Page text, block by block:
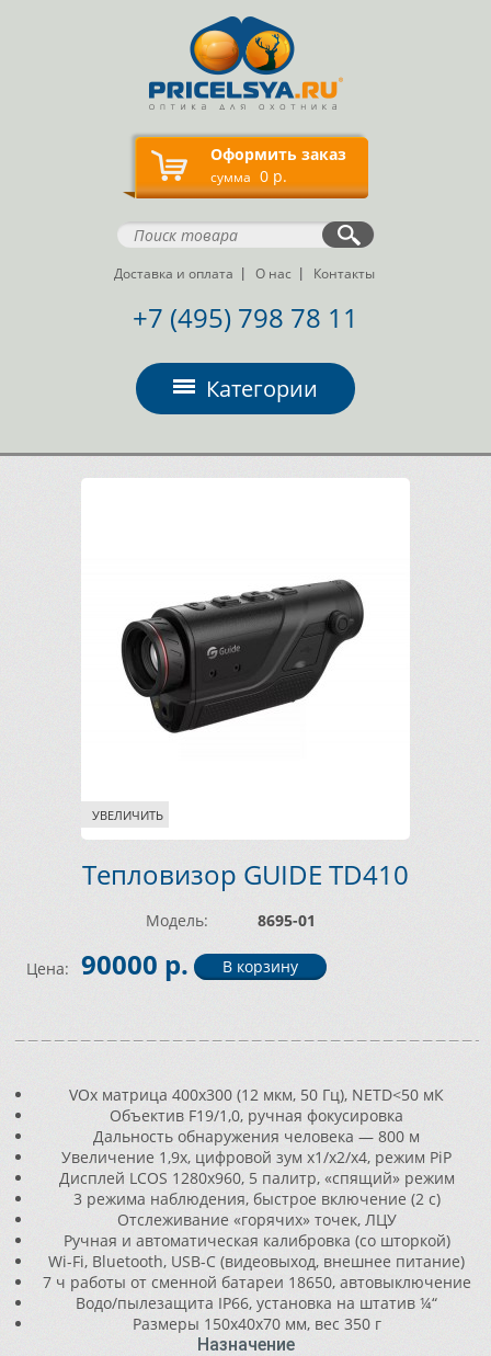
Оформить заказ
сумма 0 р.
Доставка и оплата О нас Контакты
+7 (495) 798 78 11
Категории
УВЕЛИЧИТЬ
Тепловизор GUIDE TD410
Модель: 8695-01
Цена: 90000 р.
VOx матрица 400x300 (12 мкм, 50 Гц), NETD<50 мК
Объектив F19/1,0, ручная фокусировка
Дальность обнаружения человека — 800 м
Увеличение 1,9x, цифровой зум x1/x2/x4, режим PiP
Дисплей LCOS 1280x960, 5 палитр, «спящий» режим
3 режима наблюдения, быстрое включение (2 с)
Отслеживание «горячих» точек, ЛЦУ
Ручная и автоматическая калибровка (со шторкой)
Wi-Fi, Bluetooth, USB-C (видеовыход, внешнее питание)
7 ч работы от сменной батареи 18650, автовыключение
Водо/пылезащита IP66, установка на штатив ¼“
Размеры 150x40x70 мм, вес 350 г
Назначение